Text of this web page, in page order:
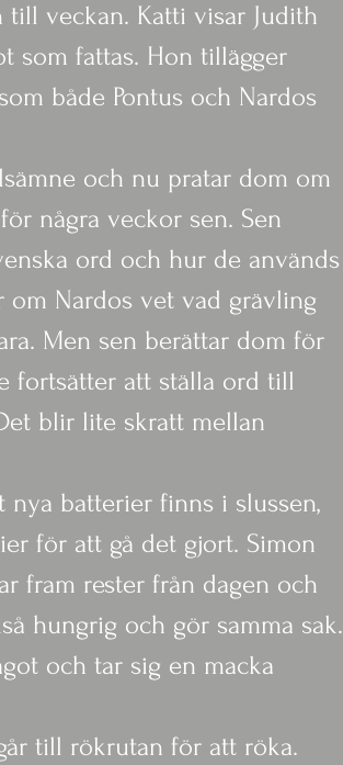
veckan. Katti visar Judith
som fattas. Hon tillägger
både Pontus och Nardos
och nu pratar dom om
några veckor sen. Sen
ord och hur de används
om Nardos vet vad grävling
Men sen berättar dom för
fortsätter att ställa ord till
blir lite skratt mellan
nya batterier finns i slussen,
för att gå det gjort. Simon
fram rester från dagen och
hungrig och gör samma sak.
och tar sig en macka
till rökrutan för att röka.